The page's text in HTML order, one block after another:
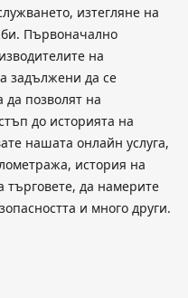
изтегляне на
Първоначално
на
задължени да се
позволят на
до историята на
нашата онлайн услуга,
история на
търговете, да намерите
и много други.